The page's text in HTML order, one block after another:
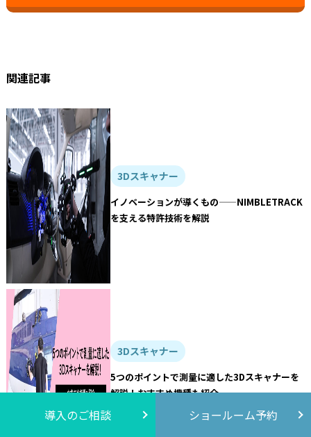
関連記事
3Dスキャナー
イノベーションが導くもの——NIMBLETRACK
を支える特許技術を解説
3Dスキャナー
5つのポイントで測量に適した3Dスキャナーを
解説！おすすめ機種も紹介
導入のご相談 ショールーム予約